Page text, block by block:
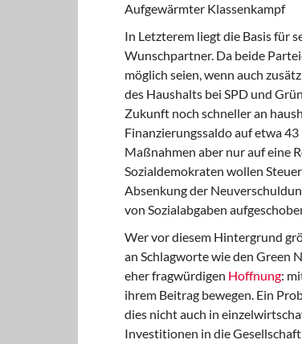
Aufgewärmter Klassenkampf
In Letzterem liegt die Basis für
Wunschpartner. Da beide
möglich seien, wenn auch
des Haushalts bei SPD und
Zukunft noch schneller an
Finanzierungssaldo auf etwa
Maßnahmen aber nur auf eine
Sozialdemokraten wollen
Absenkung der
von Sozialabgaben
Wer vor diesem Hintergrund
an Schlagworte wie den Green
eher fragwürdigen Hoffnung:
ihrem Beitrag bewegen. Ein
dies nicht auch in
Investitionen in die